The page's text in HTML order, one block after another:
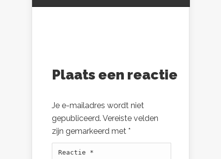
Plaats een reactie
Je e-mailadres wordt niet
gepubliceerd. Vereiste velden
zijn gemarkeerd met *